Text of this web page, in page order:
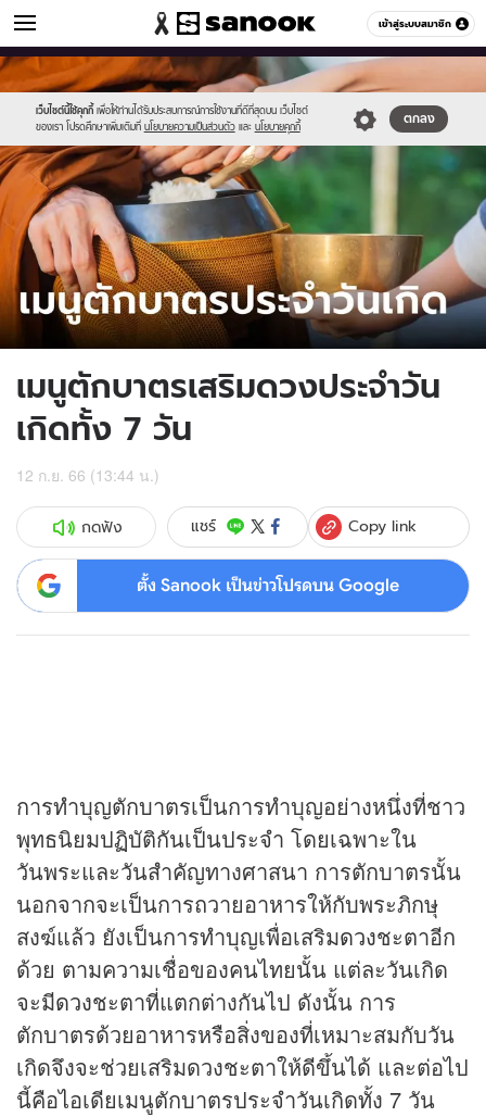
เข้าสู่ระบบสมาชิก
ดูดวง หมวดอื่นๆ
เว็บไซต์นี้ใช้คุกกี้ เพื่อให้ท่านได้รับประสบการณ์การใช้งานที่ดีที่สุดบน เว็บไซต์
ของเรา โปรดศึกษาเพิ่มเติมที่ นโยบายความเป็นส่วนตัว และ นโยบายคุกกี้
ตกลง
Sanook
//s.isanook.com/sr/0/images/logo-
new-
sanook.png
600
60
//s.isanook.com/ho/0/ud/52/261351/tnh1.jpg
เมนูตักบาตรเสริมดวงประจำวัน
เกิดทั้ง 7 วัน
12 ก.ย. 66 (13:44 น.)
กดฟัง แชร์ Copy link
ตั้ง Sanook เป็นข่าวโปรดบน Google
การทำบุญตักบาตรเป็นการทำบุญอย่างหนึ่งที่ชาว
พุทธนิยมปฏิบัติกันเป็นประจำ โดยเฉพาะใน
วันพระและวันสำคัญทางศาสนา การตักบาตรนั้น
นอกจากจะเป็นการถวายอาหารให้กับพระภิกษุ
สงฆ์แล้ว ยังเป็นการทำบุญเพื่อเสริมดวงชะตาอีก
ด้วย ตามความเชื่อของคนไทยนั้น แต่ละวันเกิด
จะมีดวงชะตาที่แตกต่างกันไป ดังนั้น การ
ตักบาตรด้วยอาหารหรือสิ่งของที่เหมาะสมกับวัน
เกิดจึงจะช่วยเสริมดวงชะตาให้ดีขึ้นได้ และต่อไป
นี้คือไอเดียเมนูตักบาตรประจำวันเกิดทั้ง 7 วัน